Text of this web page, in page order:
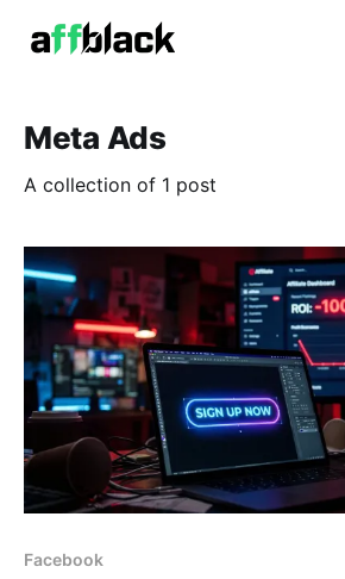
Meta Ads
A collection of 1 post
Facebook